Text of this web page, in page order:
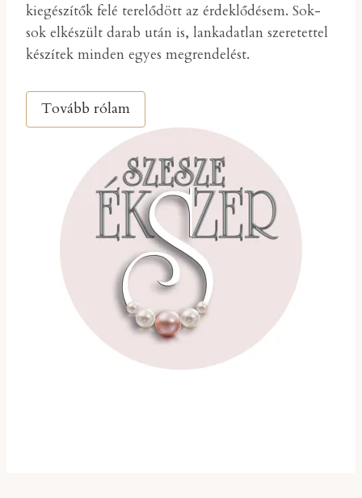
kiegészítők felé terelődött az érdeklődésem. Sok-
sok elkészült darab után is, lankadatlan szeretettel
készítek minden egyes megrendelést.
Tovább rólam